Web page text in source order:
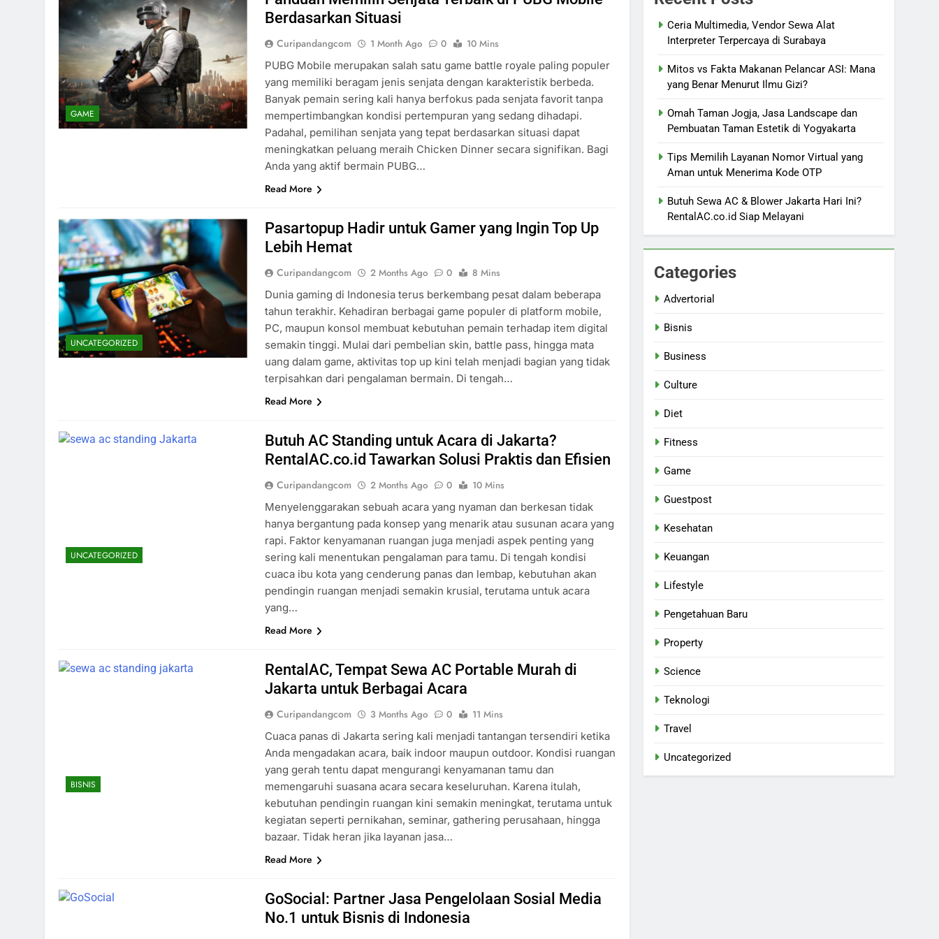
GAME
Berdasarkan Situasi
Curipandangcom 1 Month Ago 0
10 Mins
PUBG Mobile merupakan salah satu game battle royale paling populer
yang memiliki beragam jenis senjata dengan karakteristik berbeda.
Banyak pemain sering kali hanya berfokus pada senjata favorit tanpa
mempertimbangkan kondisi pertempuran yang sedang dihadapi.
Padahal, pemilihan senjata yang tepat berdasarkan situasi dapat
meningkatkan peluang meraih Chicken Dinner secara signifikan. Bagi
Anda yang aktif bermain PUBG…
Read More
UNCATEGORIZED
Pasartopup Hadir untuk Gamer yang Ingin Top Up
Lebih Hemat
Curipandangcom 2 Months Ago 0
8 Mins
Dunia gaming di Indonesia terus berkembang pesat dalam beberapa
tahun terakhir. Kehadiran berbagai game populer di platform mobile,
PC, maupun konsol membuat kebutuhan pemain terhadap item digital
semakin tinggi. Mulai dari pembelian skin, battle pass, hingga mata
uang dalam game, aktivitas top up kini telah menjadi bagian yang tidak
terpisahkan dari pengalaman bermain. Di tengah…
Read More
UNCATEGORIZED
Butuh AC Standing untuk Acara di Jakarta?
RentalAC.co.id Tawarkan Solusi Praktis dan Efisien
Curipandangcom 2 Months Ago 0
10 Mins
Menyelenggarakan sebuah acara yang nyaman dan berkesan tidak
hanya bergantung pada konsep yang menarik atau susunan acara yang
rapi. Faktor kenyamanan ruangan juga menjadi aspek penting yang
sering kali menentukan pengalaman para tamu. Di tengah kondisi
cuaca ibu kota yang cenderung panas dan lembap, kebutuhan akan
pendingin ruangan menjadi semakin krusial, terutama untuk acara
yang…
Read More
BISNIS
RentalAC, Tempat Sewa AC Portable Murah di
Jakarta untuk Berbagai Acara
Curipandangcom 3 Months Ago 0
11 Mins
Cuaca panas di Jakarta sering kali menjadi tantangan tersendiri ketika
Anda mengadakan acara, baik indoor maupun outdoor. Kondisi ruangan
yang gerah tentu dapat mengurangi kenyamanan tamu dan
memengaruhi suasana acara secara keseluruhan. Karena itulah,
kebutuhan pendingin ruangan kini semakin meningkat, terutama untuk
kegiatan seperti pernikahan, seminar, gathering perusahaan, hingga
bazaar. Tidak heran jika layanan jasa…
Read More
GoSocial: Partner Jasa Pengelolaan Sosial Media
No.1 untuk Bisnis di Indonesia
Ceria Multimedia, Vendor Sewa Alat
Interpreter Terpercaya di Surabaya
Mitos vs Fakta Makanan Pelancar ASI: Mana
yang Benar Menurut Ilmu Gizi?
Omah Taman Jogja, Jasa Landscape dan
Pembuatan Taman Estetik di Yogyakarta
Tips Memilih Layanan Nomor Virtual yang
Aman untuk Menerima Kode OTP
Butuh Sewa AC & Blower Jakarta Hari Ini?
RentalAC.co.id Siap Melayani
Categories
Advertorial
Bisnis
Business
Culture
Diet
Fitness
Game
Guestpost
Kesehatan
Keuangan
Lifestyle
Pengetahuan Baru
Property
Science
Teknologi
Travel
Uncategorized